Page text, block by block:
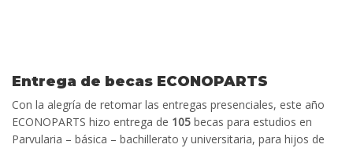
Entrega de becas ECONOPARTS
Con la alegría de retomar las entregas presenciales, este año
ECONOPARTS hizo entrega de 105 becas para estudios en
Parvularia – básica – bachillerato y universitaria, para hijos de